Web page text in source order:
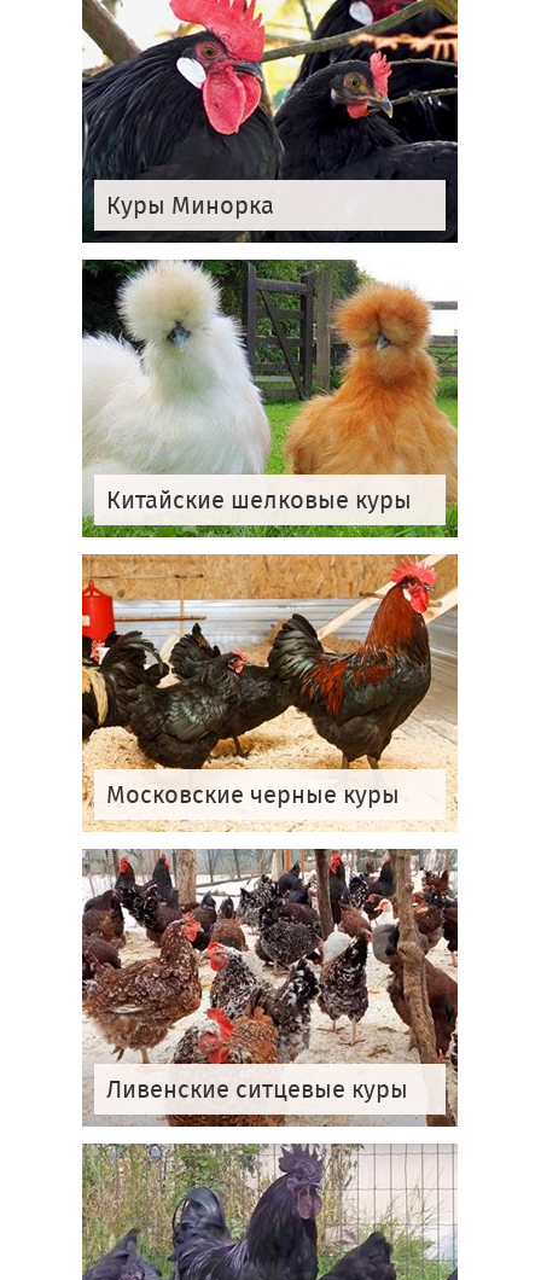
Куры Минорка
Китайские шелковые куры
Московские черные куры
Ливенские ситцевые куры